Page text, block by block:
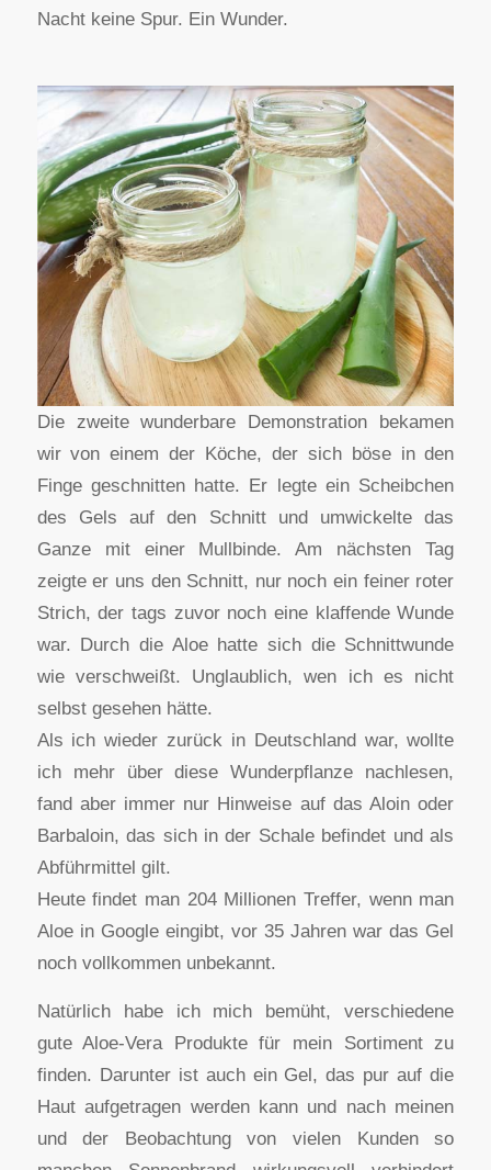
Nacht keine Spur. Ein Wunder.
Die zweite wunderbare Demonstration bekamen
wir von einem der Köche, der sich böse in den
Finge geschnitten hatte. Er legte ein Scheibchen
des Gels auf den Schnitt und umwickelte das
Ganze mit einer Mullbinde. Am nächsten Tag
zeigte er uns den Schnitt, nur noch ein feiner roter
Strich, der tags zuvor noch eine klaffende Wunde
war. Durch die Aloe hatte sich die Schnittwunde
wie verschweißt. Unglaublich, wen ich es nicht
selbst gesehen hätte.
Als ich wieder zurück in Deutschland war, wollte
ich mehr über diese Wunderpflanze nachlesen,
fand aber immer nur Hinweise auf das Aloin oder
Barbaloin, das sich in der Schale befindet und als
Abführmittel gilt.
Heute findet man 204 Millionen Treffer, wenn man
Aloe in Google eingibt, vor 35 Jahren war das Gel
noch vollkommen unbekannt.
Natürlich habe ich mich bemüht, verschiedene
gute Aloe-Vera Produkte für mein Sortiment zu
finden. Darunter ist auch ein Gel, das pur auf die
Haut aufgetragen werden kann und nach meinen
und der Beobachtung von vielen Kunden so